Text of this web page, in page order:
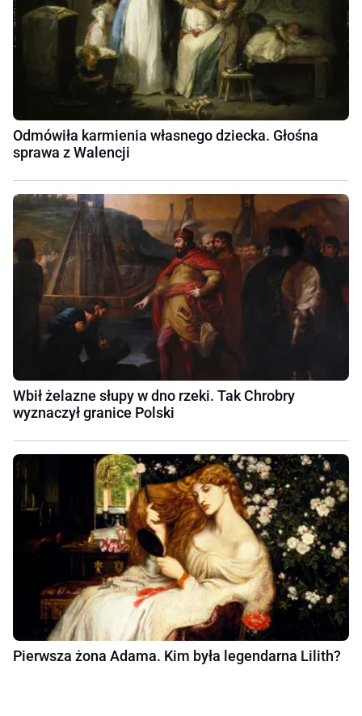
Odmówiła karmienia własnego dziecka. Głośna
sprawa z Walencji
Wbił żelazne słupy w dno rzeki. Tak Chrobry
wyznaczył granice Polski
Pierwsza żona Adama. Kim była legendarna Lilith?